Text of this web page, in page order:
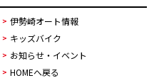
伊勢崎オート情報
キッズバイク
お知らせ・イベント
HOMEへ戻る